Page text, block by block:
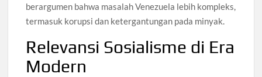
berargumen bahwa masalah Venezuela lebih kompleks,
termasuk korupsi dan ketergantungan pada minyak.
Relevansi Sosialisme di Era
Modern